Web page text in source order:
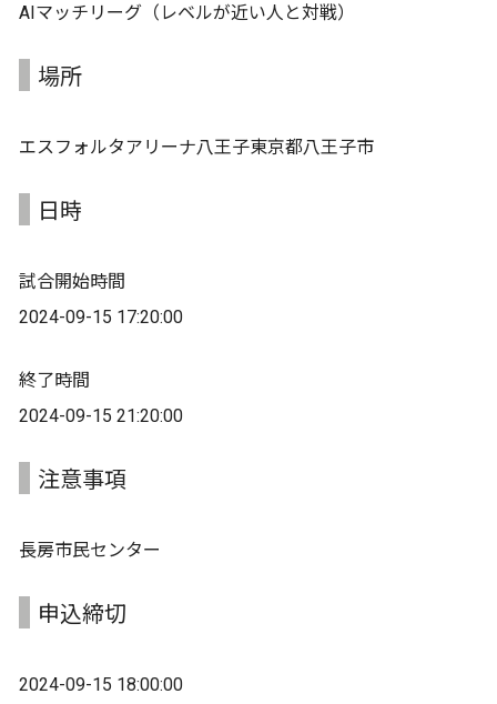
AIマッチリーグ（レベルが近い人と対戦）
場所
エスフォルタアリーナ八王子東京都八王子市
日時
試合開始時間
2024-09-15 17:20:00
終了時間
2024-09-15 21:20:00
注意事項
長房市民センター
申込締切
2024-09-15 18:00:00